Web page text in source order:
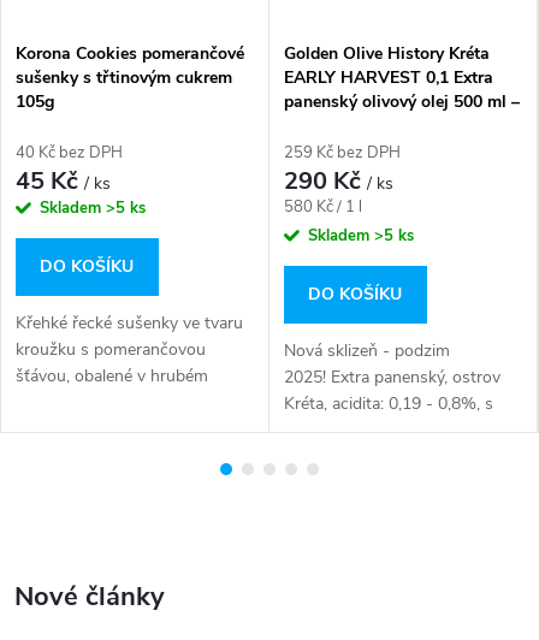
Korona Cookies pomerančové
sušenky s třtinovým cukrem
105g
40 Kč bez DPH
45 Kč/ ks
Skladem >5 ks
DO KOŠÍKU
Křehké řecké sušenky ve tvaru
kroužku s pomerančovou
šťávou, obalené v hrubém
citrusová chuť a příjemné
Golden Olive History Kréta
EARLY HARVEST 0,1 Extra
panenský olivový olej 500 ml –
259 Kč bez DPH
290 Kč/ ks
Měrná
cena:
580 Kč / 1 l
Skladem >5 ks
DO KOŠÍKU
Nová sklizeň - podzim
2025! Extra panenský, ostrov
Kréta, acidita: 0,19 - 0,8%, s
velmi nízkou kyselostí a
Nové články